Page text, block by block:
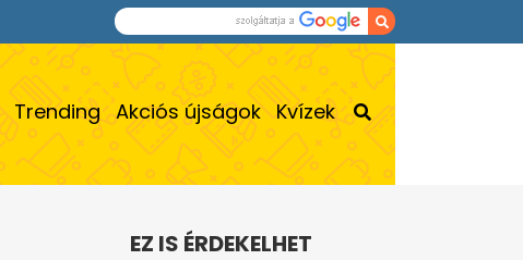
Trending Akciós újságok Kvízek
EZ IS ÉRDEKELHET